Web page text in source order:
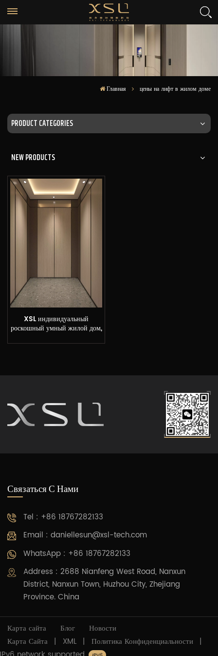
Главная цены на лифт в жилом доме
PRODUCT CATEGORIES
NEW PRODUCTS
XSL индивидуальный
роскошный умный жилой дом,
Связаться С Нами
Tel : +86 18767282133
Email : daniellesun@xsl-tech.com
WhatsApp : +86 18767282133
Address : 2688 Nianfeng West Road, Nanxun
District, Nanxun Town, Huzhou City, Zhejiang
Province. China
Карта сайта Блог
Новости
Карта Сайта | XML | Политика Конфиденциальности |